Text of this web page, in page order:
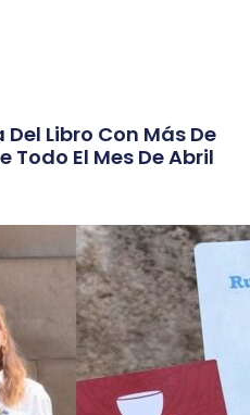
Libro Con Más De
El Mes De Abril